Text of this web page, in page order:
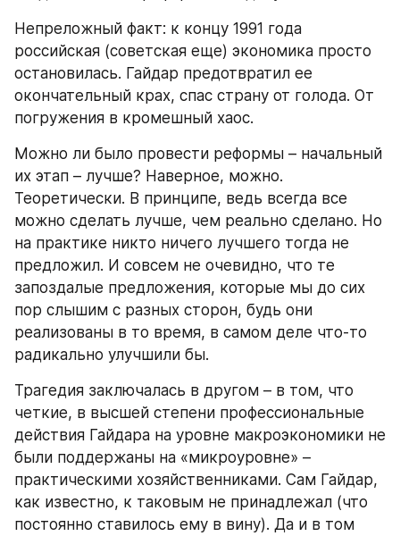
Непреложный факт: к концу 1991 года
российская (советская еще) экономика просто
остановилась. Гайдар предотвратил ее
окончательный крах, спас страну от голода. От
погружения в кромешный хаос.
Можно ли было провести реформы – начальный
их этап – лучше? Наверное, можно.
Теоретически. В принципе, ведь всегда все
можно сделать лучше, чем реально сделано. Но
на практике никто ничего лучшего тогда не
предложил. И совсем не очевидно, что те
запоздалые предложения, которые мы до сих
пор слышим с разных сторон, будь они
реализованы в то время, в самом деле что-то
радикально улучшили бы.
Трагедия заключалась в другом – в том, что
четкие, в высшей степени профессиональные
действия Гайдара на уровне макроэкономики не
были поддержаны на «микроуровне» –
практическими хозяйственниками. Сам Гайдар,
как известно, к таковым не принадлежал (что
постоянно ставилось ему в вину). Да и в том